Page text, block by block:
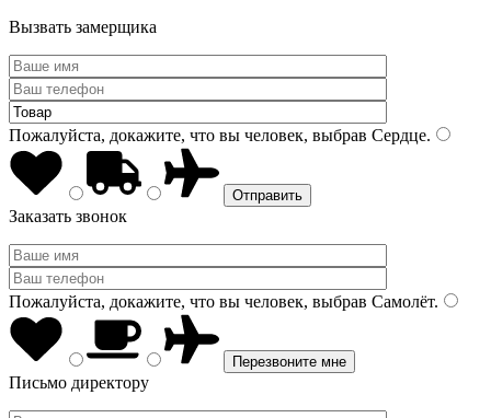
Вызвать замерщика
Пожалуйста, докажите, что вы человек, выбрав Сердце.
Заказать звонок
Пожалуйста, докажите, что вы человек, выбрав Самолёт.
Письмо директору